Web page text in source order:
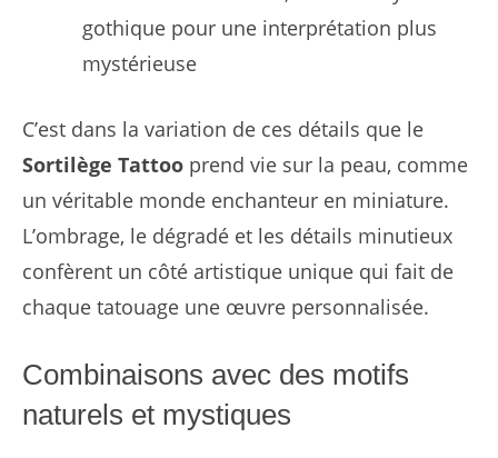
gothique pour une interprétation plus
mystérieuse
C’est dans la variation de ces détails que le
Sortilège Tattoo prend vie sur la peau, comme
un véritable monde enchanteur en miniature.
L’ombrage, le dégradé et les détails minutieux
confèrent un côté artistique unique qui fait de
chaque tatouage une œuvre personnalisée.
Combinaisons avec des motifs
naturels et mystiques